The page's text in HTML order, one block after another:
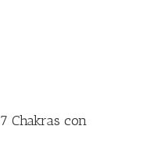
Chakras con